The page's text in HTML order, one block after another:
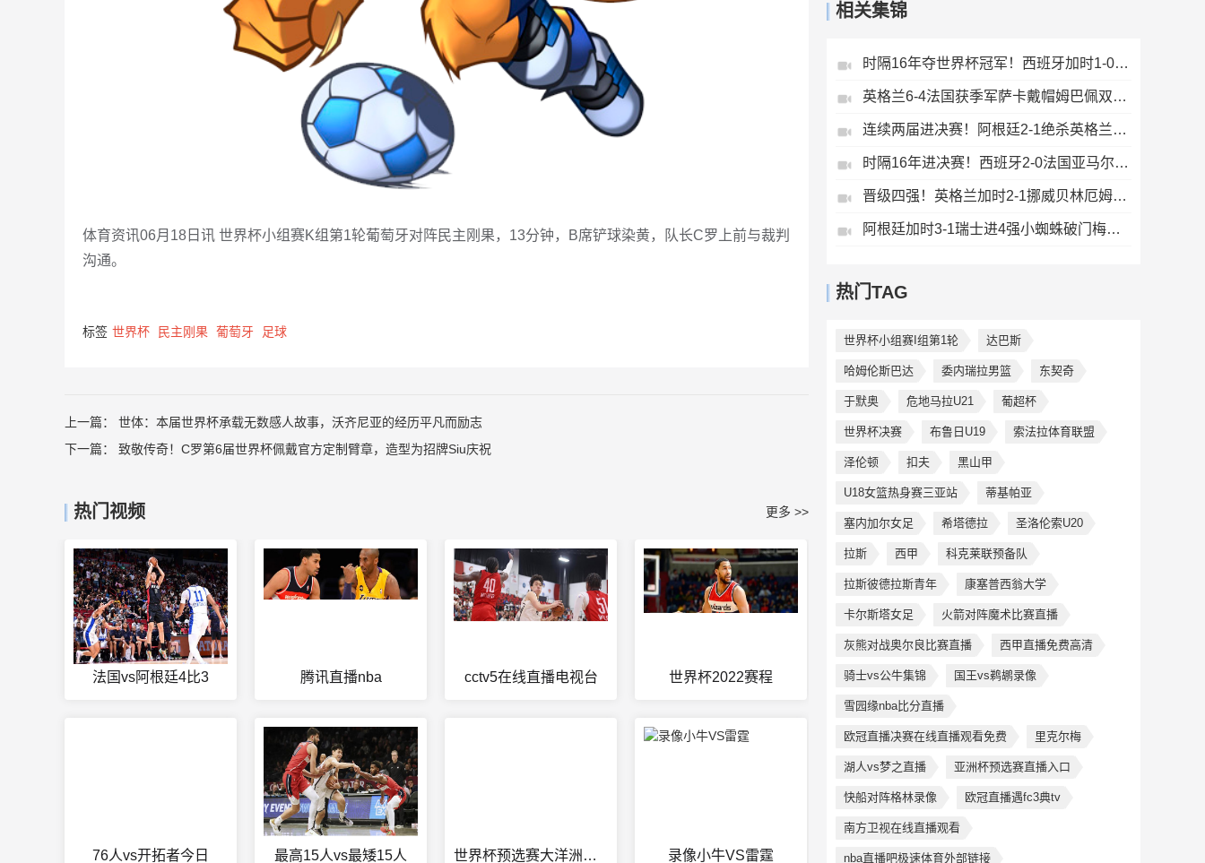
体育资讯06月18日讯 世界杯小组赛K组第1轮葡萄牙对阵民主刚果，13分钟，B席铲球染黄，队长C罗上前与裁判
沟通。
标签 世界杯 民主刚果 葡萄牙 足球
上一篇： 世体：本届世界杯承载无数感人故事，沃齐尼亚的经历平凡而励志
下一篇： 致敬传奇！C罗第6届世界杯佩戴官方定制臂章，造型为招牌Siu庆祝
热门视频 更多 >>
法国vs阿根廷4比3 腾讯直播nba cctv5在线直播电视台 世界杯2022赛程
76人vs开拓者今日 最高15人vs最矮15人 世界杯预选赛大洋洲区赛况最新结果 录像小牛VS雷霆
相关集锦
时隔16年夺世界杯冠军！西班牙加时1-0阿根廷费兰制胜恩佐染红
英格兰6-4法国获季军萨卡戴帽姆巴佩双响创纪录奥利塞2助+失良机
连续两届进决赛！阿根廷2-1绝杀英格兰劳塔罗恩佐破门梅西两助攻
时隔16年进决赛！西班牙2-0法国亚马尔造点奥亚萨瓦尔、波罗破门
晋级四强！英格兰加时2-1挪威贝林厄姆连场双响谢尔德鲁普破门
阿根廷加时3-1瑞士进4强小蜘蛛破门梅西助攻麦卡恩博洛假摔染红
热门TAG
世界杯小组赛I组第1轮 达巴斯
哈姆伦斯巴达 委内瑞拉男篮 东契奇
于默奥 危地马拉U21 葡超杯
世界杯决赛 布鲁日U19 索法拉体育联盟
泽伦顿 扣夫 黑山甲
U18女篮热身赛三亚站 蒂基帕亚
塞内加尔女足 希塔德拉 圣洛伦索U20
拉斯 西甲 科克莱联预备队
拉斯彼德拉斯青年 康塞普西翁大学
卡尔斯塔女足 火箭对阵魔术比赛直播
灰熊对战奥尔良比赛直播 西甲直播免费高清
骑士vs公牛集锦 国王vs鹈鹕录像
雪园缘nba比分直播
欧冠直播决赛在线直播观看免费 里克尔梅
湖人vs梦之直播 亚洲杯预选赛直播入口
快船对阵格林录像 欧冠直播遇fc3典tv
南方卫视在线直播观看
nba直播吧极速体育外部链接